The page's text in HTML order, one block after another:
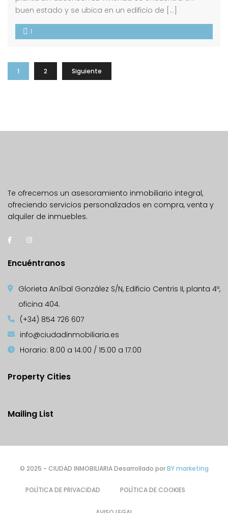
buen estado y se ubica en un edificio de […]
1
1 2 Siguiente
Te ofrecemos un asesoramiento inmobiliario integral,
ofreciendo servicios personalizados en compra, venta y
alquiler de inmuebles.
Encuéntranos
Glorieta Aníbal González S/N, Edificio Centris II, planta 4º,
oficina 404.
(+34) 854 726 607
info@ciudadinmobiliaria.es
Horario: 8:00 a 14:00 / 15:00 a 17:00
Property Cities
Mailing List
© 2025 - CIUDAD INMOBILIARIA Desarrollado porBY marketing
POLÍTICA DE PRIVACIDAD POLÍTICA DE COOKIES